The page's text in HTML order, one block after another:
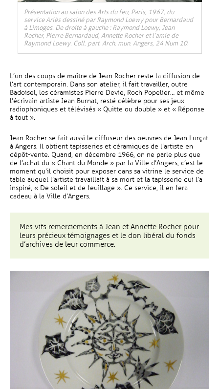
Présentation au salon des Arts du feu, Paris, 1967, du
service Ariès dessiné par Raymond Loewy pour Bernardaud
à Limoges. De droite à gauche : Raymond Loewy, Jean
Rocher, Pierre Bernardaud, Annette Rocher et l’amie de
Raymond Loewy. Coll. part. Arch. mun. Angers, 24 Num 10.
L’un des coups de maître de Jean Rocher reste la diffusion de
l’art contemporain. Dans son atelier, il fait travailler, outre
Badoisel, les céramistes Pierre Devie, Roch Popelier… et même
l’écrivain artiste Jean Burnat, resté célèbre pour ses jeux
radiophoniques et télévisés « Quitte ou double » et « Réponse
à tout ».
Jean Rocher se fait aussi le diffuseur des oeuvres de Jean Lurçat
à Angers. Il obtient tapisseries et céramiques de l’artiste en
dépôt-vente. Quand, en décembre 1966, on ne parle plus que
de l’achat du « Chant du Monde » par la Ville d’Angers, c’est le
moment qu’il choisit pour exposer dans sa vitrine le service de
table auquel l’artiste travaillait à sa mort et la tapisserie qui l’a
inspiré, « De soleil et de feuillage ». Ce service, il en fera
cadeau à la Ville d’Angers.
Mes vifs remerciements à Jean et Annette Rocher pour
leurs précieux témoignages et le don libéral du fonds
d’archives de leur commerce.